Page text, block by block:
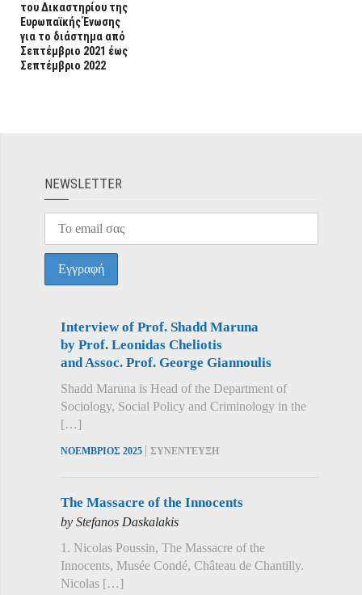
του Δικαστηρίου της
Ευρωπαϊκής Ένωσης
για το διάστημα από
Σεπτέμβριο 2021 έως
Σεπτέμβριο 2022
ΝEWSLETTER
Interview of Prof. Shadd Maruna
by Prof. Leonidas Cheliotis
and Assoc. Prof. George Giannoulis
Shadd Maruna is Head of the Department of
Sociology, Social Policy and Criminology in the
[…]
ΝΟΕΜΒΡΙΟΣ 2025 | ΣΥΝΕΝΤΕΥΞΗ
The Massacre of the Innocents
by Stefanos Daskalakis
1. Nicolas Poussin, The Massacre of the
Innocents, Musée Condé, Château de Chantilly.
Nicolas […]